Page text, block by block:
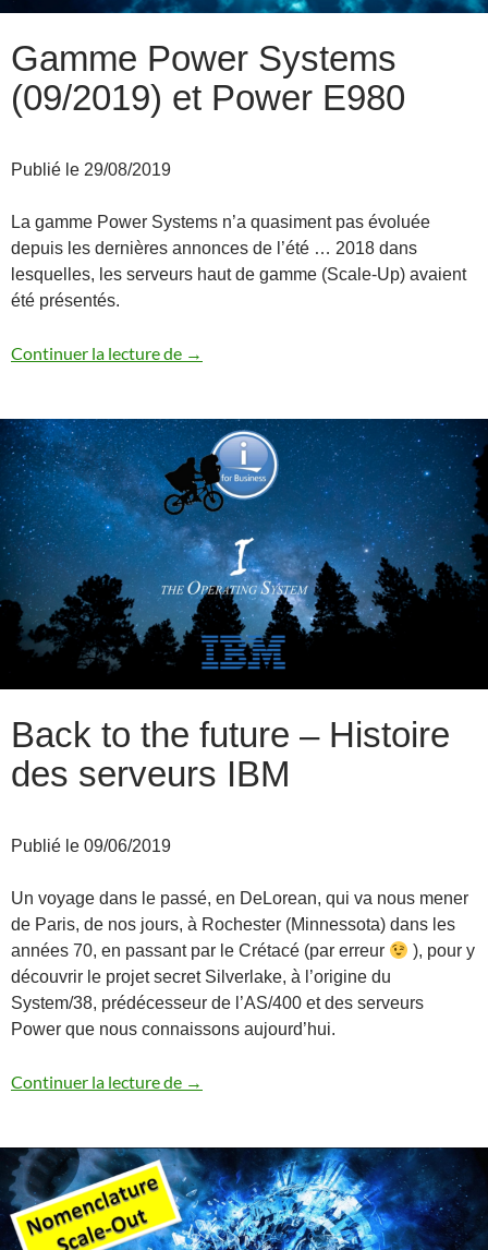
Gamme Power Systems
(09/2019) et Power E980
Publié le 29/08/2019
La gamme Power Systems n’a quasiment pas évoluée
depuis les dernières annonces de l’été … 2018 dans
lesquelles, les serveurs haut de gamme (Scale-Up) avaient
été présentés.
Continuer la lecture de Gamme Power Systems (09/2019) et
→
Back to the future – Histoire
des serveurs IBM
Publié le 09/06/2019
Un voyage dans le passé, en DeLorean, qui va nous mener
de Paris, de nos jours, à Rochester (Minnessota) dans les
années 70, en passant par le Crétacé (par erreur
), pour y
découvrir le projet secret Silverlake, à l’origine du
System/38, prédécesseur de l’AS/400 et des serveurs
Power que nous connaissons aujourd’hui.
Continuer la lecture de Back to the future – Histoire des
→